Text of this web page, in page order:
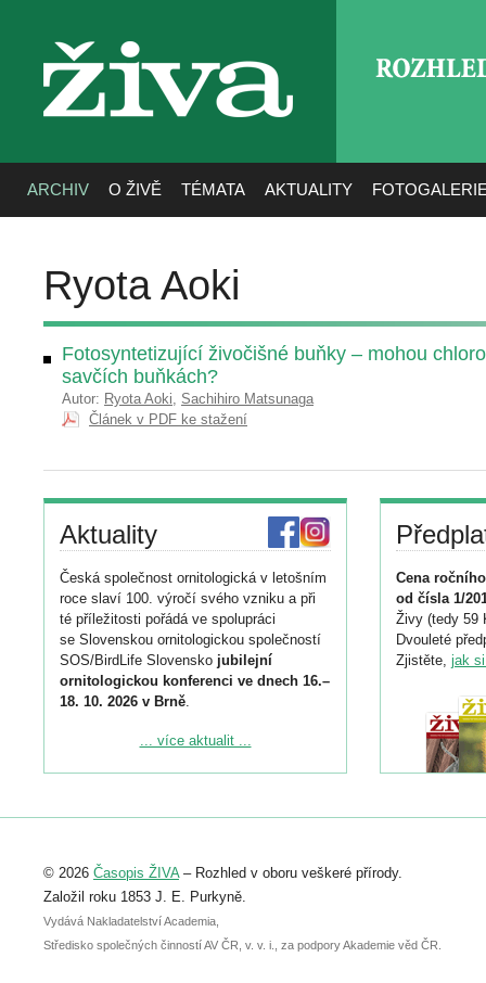
živa
ARCHIV O ŽIVĚ TÉMATA AKTUALITY
Ryota Aoki
Fotosyntetizující živočišné buňky – mohou
savčích buňkách?
Autor: Ryota Aoki, Sachihiro Matsunaga
Článek v PDF ke stažení
Aktuality
Česká společnost ornitologická v letošním
roce slaví 100. výročí svého vzniku a při
té příležitosti pořádá ve spolupráci
se Slovenskou ornitologickou společností
SOS/BirdLife Slovensko jubilejní
ornitologickou konferenci ve dnech 16.–
18. 10. 2026 v Brně.
Podrobnější informace ke konferenci
Registrovat se můžete do 6. září.
abstraktu přihlášené přednášky nebo
posteru je už 30. června.
... více aktualit ...
Cena
od čísla 1/
Živy (tedy 59
Dvouleté
Zjistěte, jak
© 2026 Časopis ŽIVA– Rozhled v oboru veškeré přírody.
Založil roku 1853 J. E. Purkyně.
Vydává Nakladatelství Academia,
Středisko společných činností AV ČR, v. v. i., za podpory Akademie věd ČR.